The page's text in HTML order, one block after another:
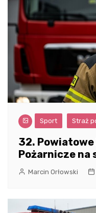
Sport Straż
32.
Pożarnicze na
Marcin Orłowski